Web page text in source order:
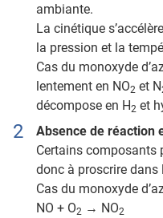
ambiante.
La cinétique
la pression et la
Cas du monoxyde
lentement en NO2 et N
décompose en H2 et
Absence de réaction
Certains composants
donc à proscrire dans
Cas du monoxyde
NO + O2 → NO2